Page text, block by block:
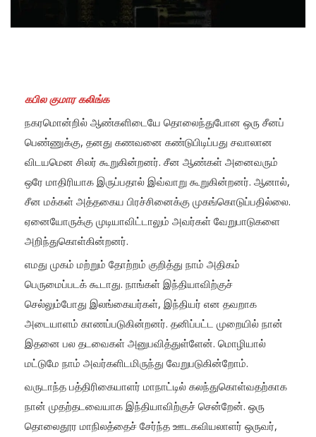
கபில குமார கலிங்க
நகரமொன்றில் ஆண்களிடையே தொலைந்துபோன ஒரு சீனப்
பெண்ணுக்கு, தனது கணவனை கண்டுபிடிப்பது சவாலான
விடயமென சிலர் கூறுகின்றனர். சீன ஆண்கள் அனைவரும்
ஒரே மாதிரியாக இருப்பதால் இவ்வாறு கூறுகின்றனர். ஆனால்,
சீன மக்கள் அத்தகைய பிரச்சினைக்கு முகங்கொடுப்பதில்லை.
ஏனையோருக்கு முடியாவிட்டாலும் அவர்கள் வேறுபாடுகளை
அறிந்துகொள்கின்றனர்.
எமது முகம் மற்றும் தோற்றம் குறித்து நாம் அதிகம்
பெருமைப்படக் கூடாது. நாங்கள் இந்தியாவிற்குச்
செல்லும்போது இலங்கையர்கள், இந்தியர் என தவறாக
அடையாளம் காணப்படுகின்றனர். தனிப்பட்ட முறையில் நான்
இதனை பல தடவைகள் அனுபவித்துள்ளேன். மொழியால்
மட்டுமே நாம் அவர்களிடமிருந்து வேறுபடுகின்றோம்.
வருடாந்த பத்திரிகையாளர் மாநாட்டில் கலந்துகொள்வதற்காக
நான் முதற்தடவையாக இந்தியாவிற்குச் சென்றேன். ஒரு
தொலைதூர மாநிலத்தைச் சேர்ந்த ஊடகவியலாளர் ஒருவர்,